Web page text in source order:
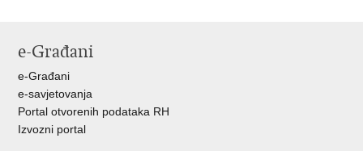
e-Građani
e-Građani
e-savjetovanja
Portal otvorenih podataka RH
Izvozni portal